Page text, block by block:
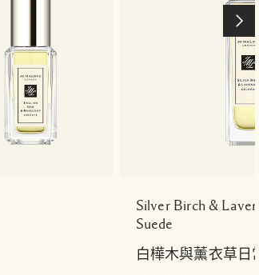
Silver Birch &
Suede
白樺木與薰衣草日